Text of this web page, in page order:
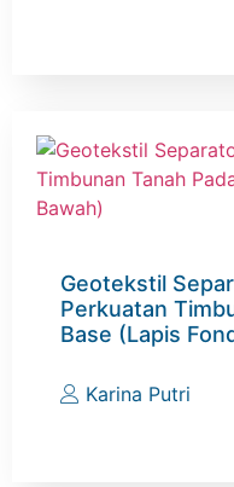
Geotekstil
Perkuatan
Base (Lapis
Karina Putri